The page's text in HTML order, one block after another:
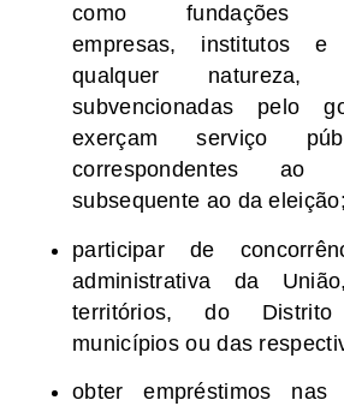
como fundações
empresas, institutos e
qualquer natureza,
subvencionadas pelo
exerçam serviço
correspondentes ao
subsequente ao da eleição;
participar de
administrativa da
territórios, do
municípios ou das
obter empréstimos nas